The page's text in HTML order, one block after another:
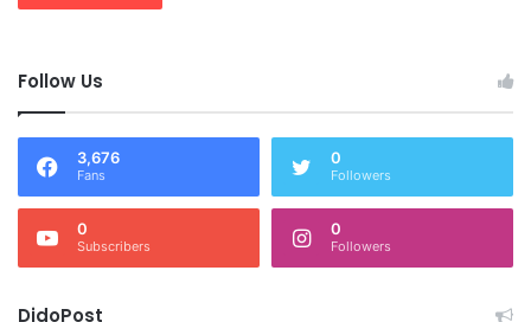
Follow Us
3,676
Fans
0
Followers
0
Subscribers
0
Followers
DidoPost